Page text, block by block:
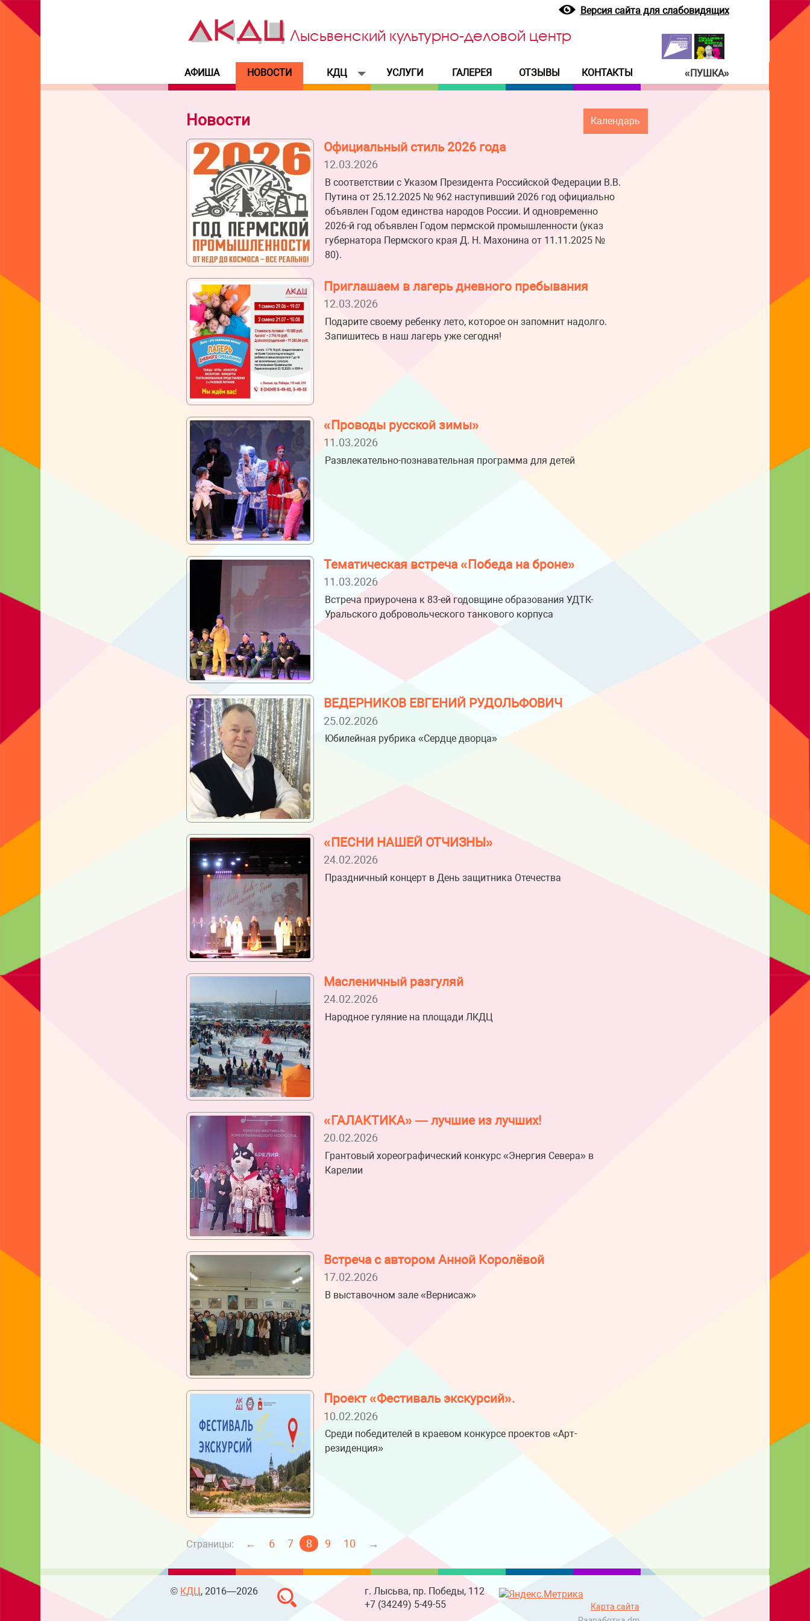
Версия сайта для слабовидящих
Лысьвенский культурно-деловой центр
«ПУШКА»
АФИША НОВОСТИ КДЦ УСЛУГИ ГАЛЕРЕЯ ОТЗЫВЫ КОНТАКТЫ
Новости Календарь
Официальный стиль 2026 года
12.03.2026
В соответствии с Указом Президента Российской Федерации В.В.
Путина от 25.12.2025 № 962 наступивший 2026 год официально
объявлен Годом единства народов России. И одновременно
2026-й год объявлен Годом пермской промышленности (указ
губернатора Пермского края Д. Н. Махонина от 11.11.2025 №
80).
Приглашаем в лагерь дневного пребывания
12.03.2026
Подарите своему ребенку лето, которое он запомнит надолго.
Запишитесь в наш лагерь уже сегодня!
«Проводы русской зимы»
11.03.2026
Развлекательно-познавательная программа для детей
Тематическая встреча «Победа на броне»
11.03.2026
Встреча приурочена к 83-ей годовщине образования УДТК-
Уральского добровольческого танкового корпуса
ВЕДЕРНИКОВ ЕВГЕНИЙ РУДОЛЬФОВИЧ
25.02.2026
Юбилейная рубрика «Сердце дворца»
«ПЕСНИ НАШЕЙ ОТЧИЗНЫ»
24.02.2026
Праздничный концерт в День защитника Отечества
Масленичный разгуляй
24.02.2026
Народное гуляние на площади ЛКДЦ
«ГАЛАКТИКА» — лучшие из лучших!
20.02.2026
Грантовый хореографический конкурс «Энергия Севера» в
Карелии
Встреча с автором Анной Королёвой
17.02.2026
В выставочном зале «Вернисаж»
Проект «Фестиваль экскурсий».
10.02.2026
Среди победителей в краевом конкурсе проектов «Арт-
резиденция»
Страницы: ← 6 7 8 9 10 →
© КДЦ, 2016—2026
г. Лысьва, пр. Победы, 112
+7 (34249) 5-49-55
Карта сайта